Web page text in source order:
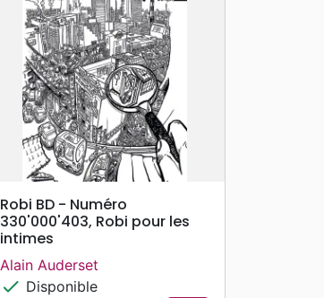
search APERÇU RAPIDE
Robi BD - Numéro
330'000'403, Robi pour les
intimes
Alain Auderset
check Disponible